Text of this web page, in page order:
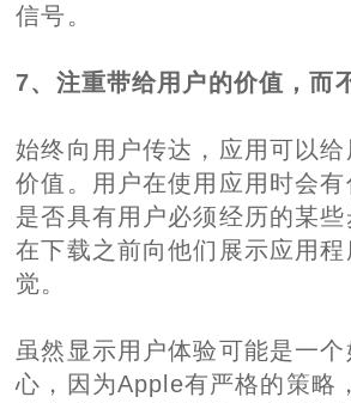
信号。
7、注重带给用户的价值，而
始终向用户传达，应用可以
价值。用户在使用应用时会
是否具有用户必须经历的某
在下载之前向他们展示应用
觉。
虽然显示用户体验可能是一
心，因为Apple有严格的策略